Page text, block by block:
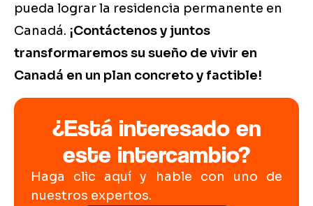
pueda lograr la residencia permanente en
Canadá. ¡Contáctenos y juntos
transformaremos su sueño de vivir en
Canadá en un plan concreto y factible!
¿Está interesado en
este intercambio?
Haga clic aquí y hable con uno de
nuestros expertos.